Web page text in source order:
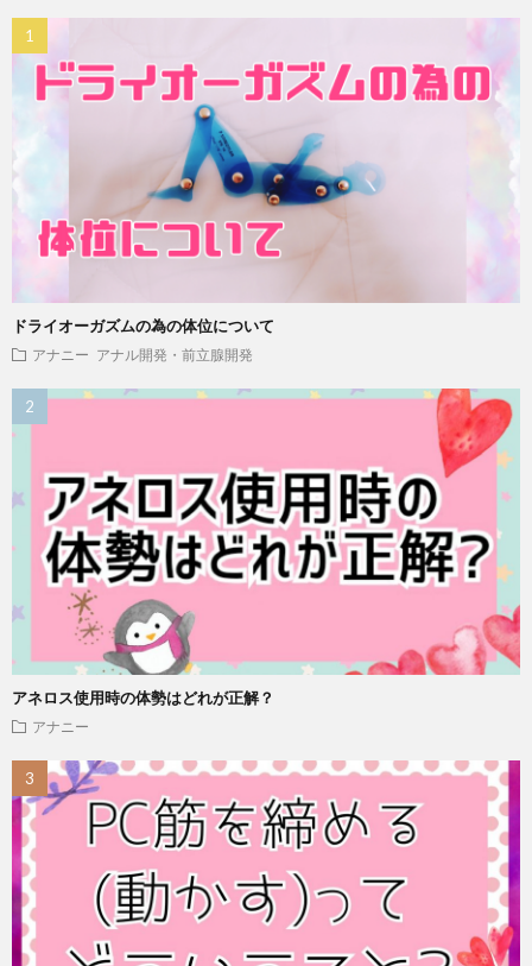
ドライオーガズムの為の体位について
アナニー アナル開発・前立腺開発
アネロス使用時の体勢はどれが正解？
アナニー